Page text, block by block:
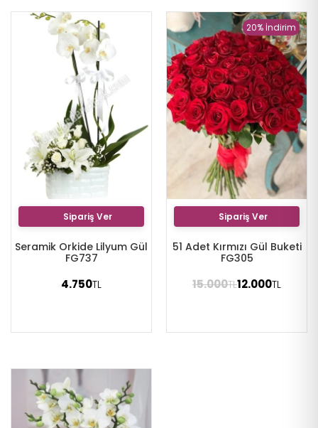
Sipariş Ver
Seramik Orkide Lilyum Gül
FG737
4.750TL
20% İndirim
Sipariş Ver
51 Adet Kırmızı Gül Buketi
FG305
15.000TL12.000TL